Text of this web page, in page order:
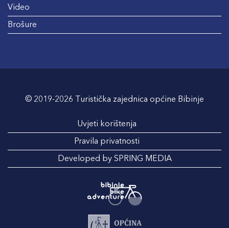
Video
Brošure
© 2019-2026 Turistička zajednica općine Bibinje
Uvjeti korištenja
Pravila privatnosti
Developed by SPRING MEDIA